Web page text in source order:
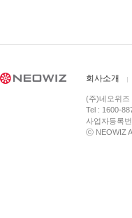
회사소개
(주)네오위즈
Tel : 1600-
사업자등록
ⓒ NEOWIZ